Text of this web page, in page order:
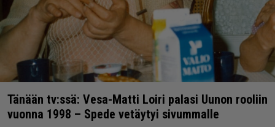
Tänään tv:ssä: Vesa-Matti Loiri palasi Uunon rooliin
vuonna 1998 – Spede vetäytyi sivummalle